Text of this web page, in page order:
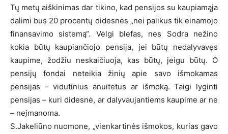
Tų metų aiškinimas dar tikino, kad pensijos su kaupiamąja
dalimi bus 20 procentų didesnės „nei palikus tik einamojo
finansavimo sistemą“. Vėlgi blefas, nes Sodra nežino
kokia būtų kaupiančiojo pensija, jei būtų nedalyvavęs
kaupime, žodžiu neskaičiuoja, kas būtų, jeigu būtų. O
pensijų fondai neteikia žinių apie savo išmokamas
pensijas – vidutinius anuitetus ar išmoką. Taigi lyginti
pensijas – kuri didesnė, ar dalyvaujantiems kaupime ar ne
– neįmanoma.
S.Jakeliūno nuomone, „vienkartinės išmokos, kurias gavo